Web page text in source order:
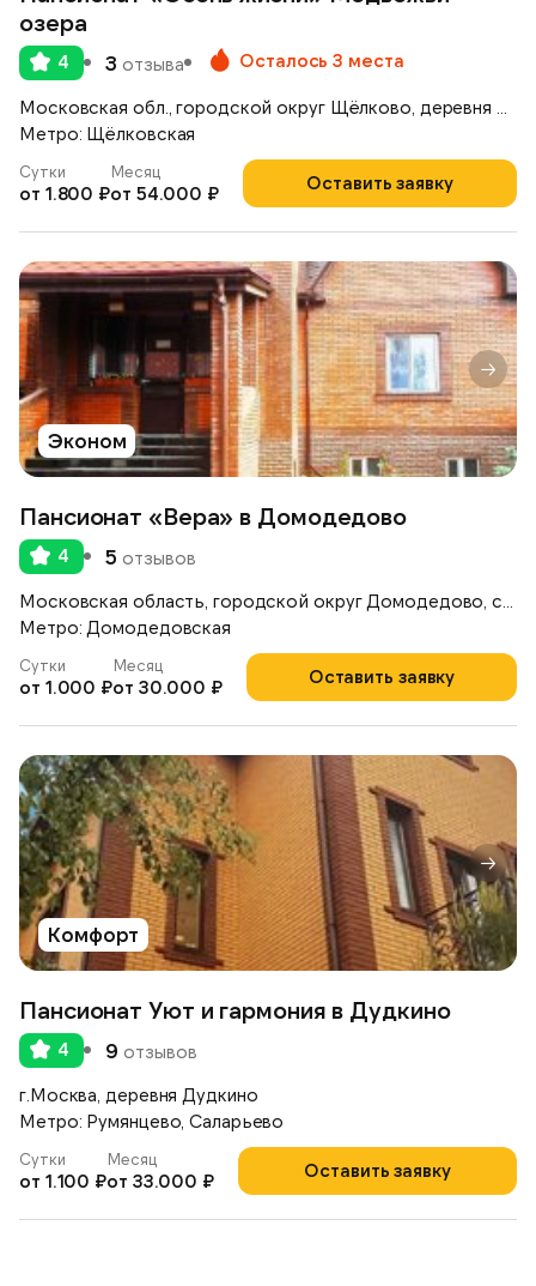
озера
4 3 отзыва Осталось 3 места
Метро: Щёлковская
Оставить заявку
Сутки
от 1.800 ₽
Месяц
от 54.000 ₽
Эконом
Пансионат «Вера» в Домодедово
4 5 отзывов
Метро: Домодедовская
Оставить заявку
Сутки
от 1.000 ₽
Месяц
от 30.000 ₽
Комфорт
Пансионат Уют и гармония в Дудкино
4 9 отзывов
г.Москва, деревня Дудкино
Метро: Румянцево, Саларьево
Оставить заявку
Сутки
от 1.100 ₽
Месяц
от 33.000 ₽